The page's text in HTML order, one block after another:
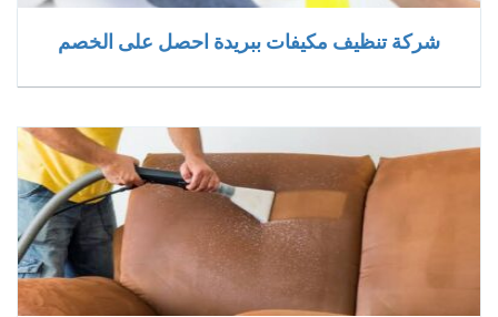
شركة تنظيف مكيفات ببريدة احصل على الخصم